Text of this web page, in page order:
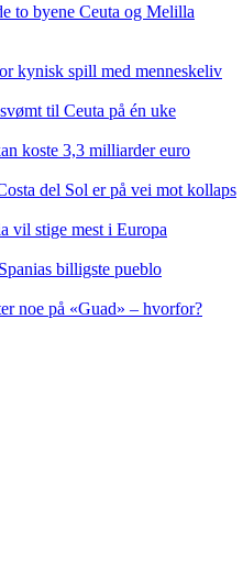
to byene Ceuta og Melilla
kynisk spill med menneskeliv
til Ceuta på én uke
koste 3,3 milliarder euro
del Sol er på vei mot kollaps
vil stige mest i Europa
billigste pueblo
noe på «Guad» – hvorfor?